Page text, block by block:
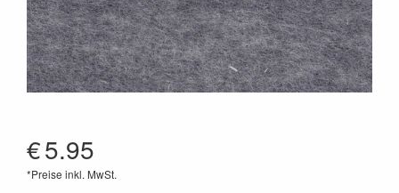
€5.95
*Preise inkl. MwSt.